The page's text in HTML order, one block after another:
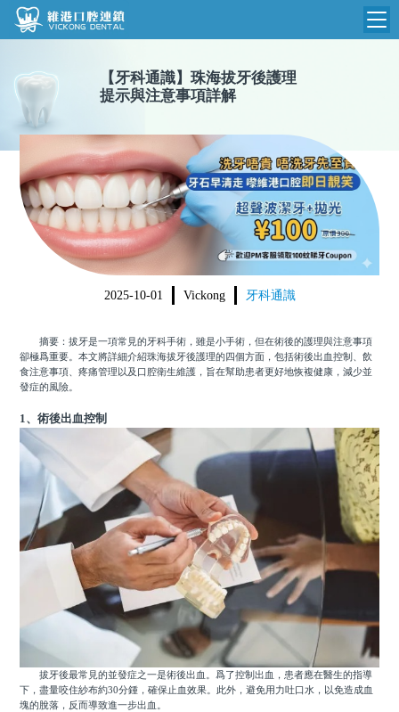
維港首頁
品牌介紹
環境設備
醫院新聞
收費標準
N
收費總表
植牙收費
根管收費
美學收費
箍牙收費
醫生團隊
門診時間
【 牙科通識】 珠海拔牙後護理
提示與注意事項詳解
2025-10-01 Vickong 牙科通識
摘要：拔牙是一項常見的牙科手術，雖是小手術，但在術後的護理與注意事項
卻極爲重要。本文將詳細介紹珠海拔牙後護理的四個方面，包括術後出血控制、飲
食注意事項、疼痛管理以及口腔衛生維護，旨在幫助患者更好地恢複健康，減少並
發症的風險。
1、術後出血控制
拔牙後最常見的並發症之一是術後出血。爲了控制出血，患者應在醫生的指導
下，盡量咬住紗布約30分鍾，確保止血效果。此外，避免用力吐口水，以免造成血
塊的脫落，反而導致進一步出血。